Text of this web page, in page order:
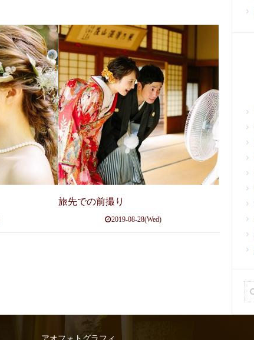
旅先での前撮り
2019-08-28(Wed)